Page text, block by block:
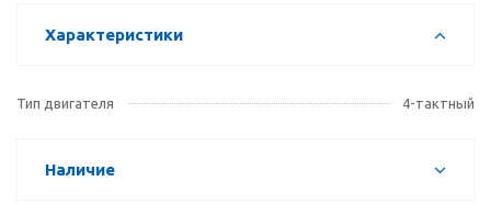
Характеристики
Тип двигателя 4-тактный
Наличие